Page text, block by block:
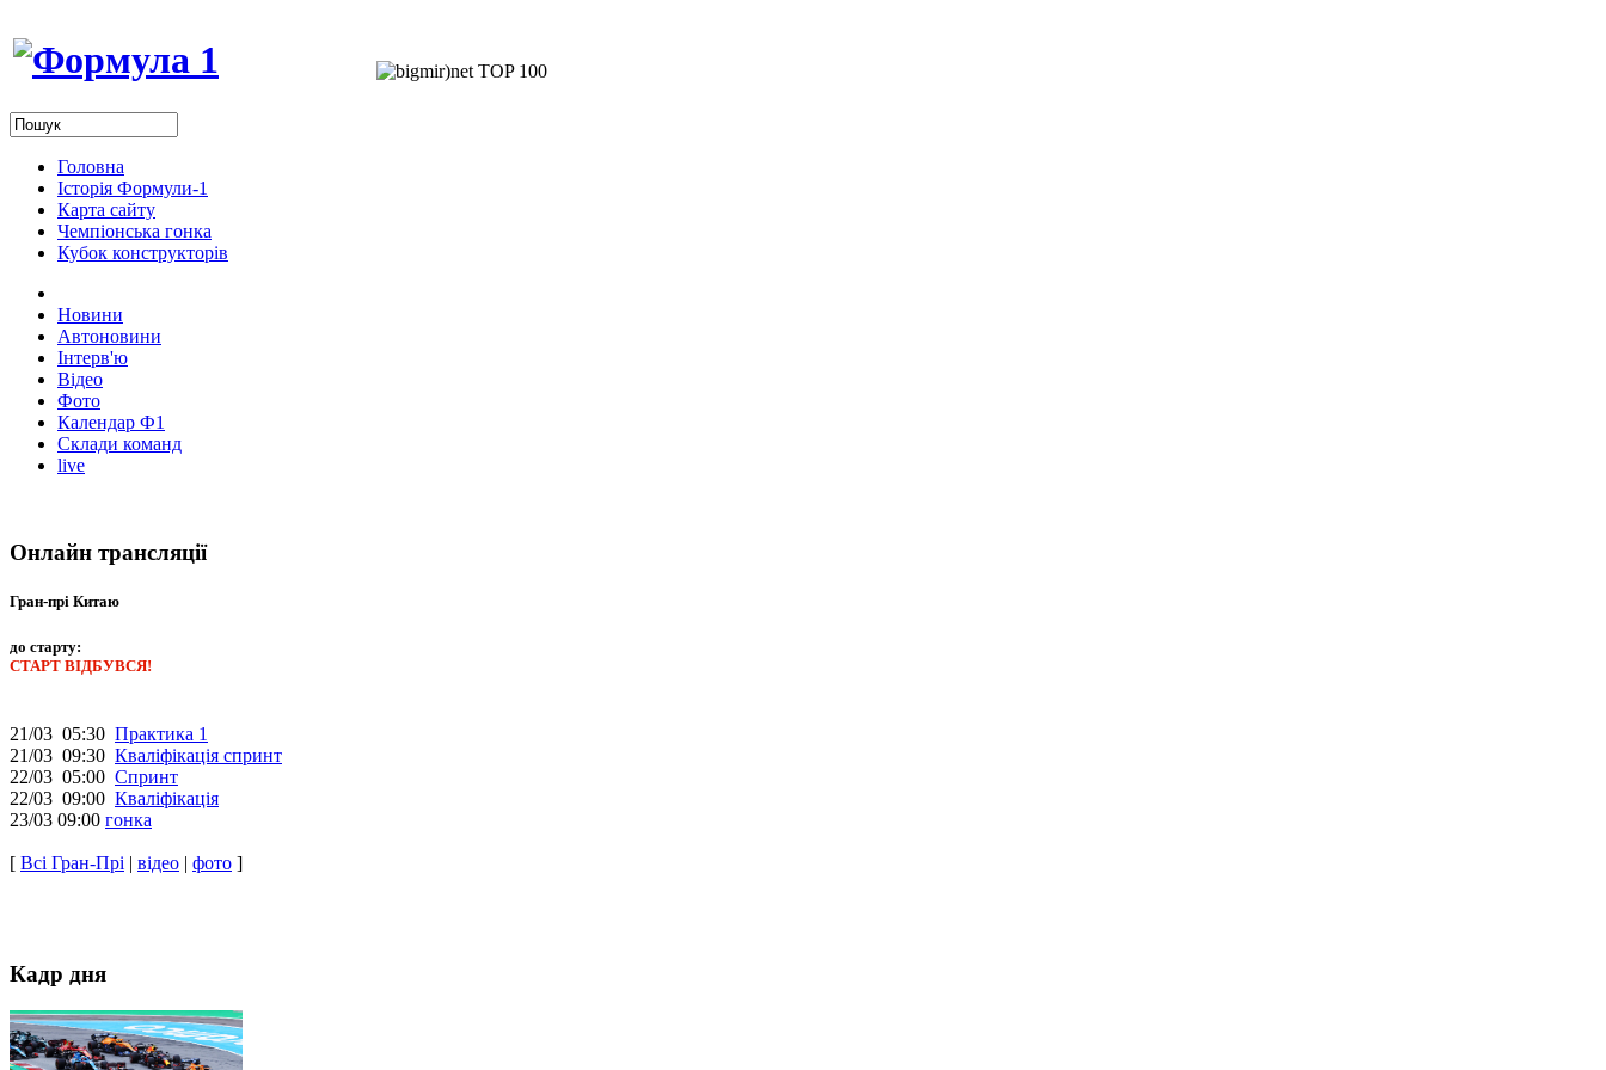
Головна
Історія Формули-1
Карта сайту
Чемпіонська гонка
Кубок конструкторів
Новини
Автоновини
Інтерв'ю
Відео
Фото
Календар Ф1
Склади команд
live
Онлайн трансляції
Гран-прі Китаю
до старту:
СТАРТ ВІДБУВСЯ!
21/03 05:30 Практика 1
21/03 09:30 Кваліфікація спринт
22/03 05:00 Спринт
22/03 09:00 Кваліфікація
23/03 09:00 гонка
[ Всі Гран-Прі | відео | фото ]
Кадр дня